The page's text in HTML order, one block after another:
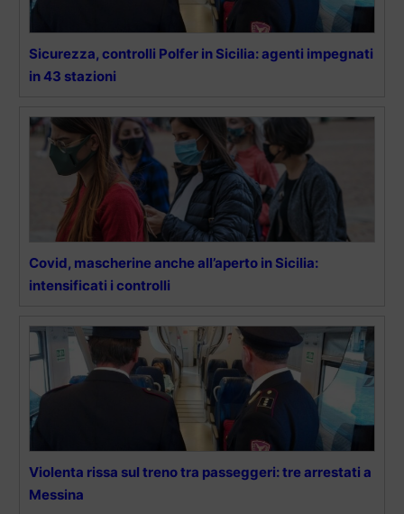
Sicurezza, controlli Polfer in Sicilia: agenti impegnati
in 43 stazioni
Covid, mascherine anche all’aperto in Sicilia:
intensificati i controlli
Violenta rissa sul treno tra passeggeri: tre arrestati a
Messina